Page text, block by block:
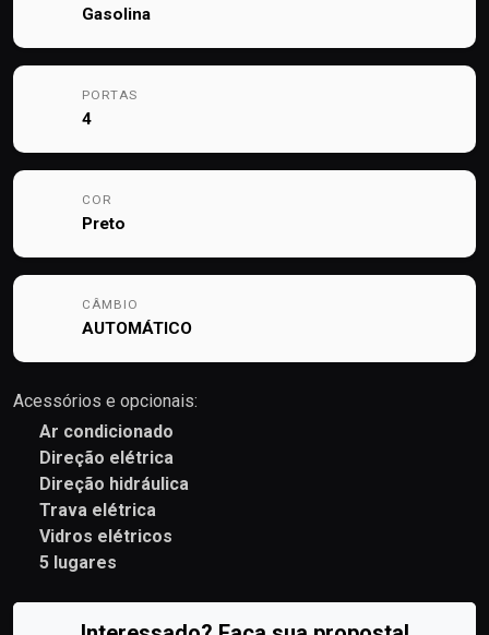
Gasolina
PORTAS
4
COR
Preto
CÂMBIO
AUTOMÁTICO
Acessórios e opcionais:
Ar condicionado
Direção elétrica
Direção hidráulica
Trava elétrica
Vidros elétricos
5 lugares